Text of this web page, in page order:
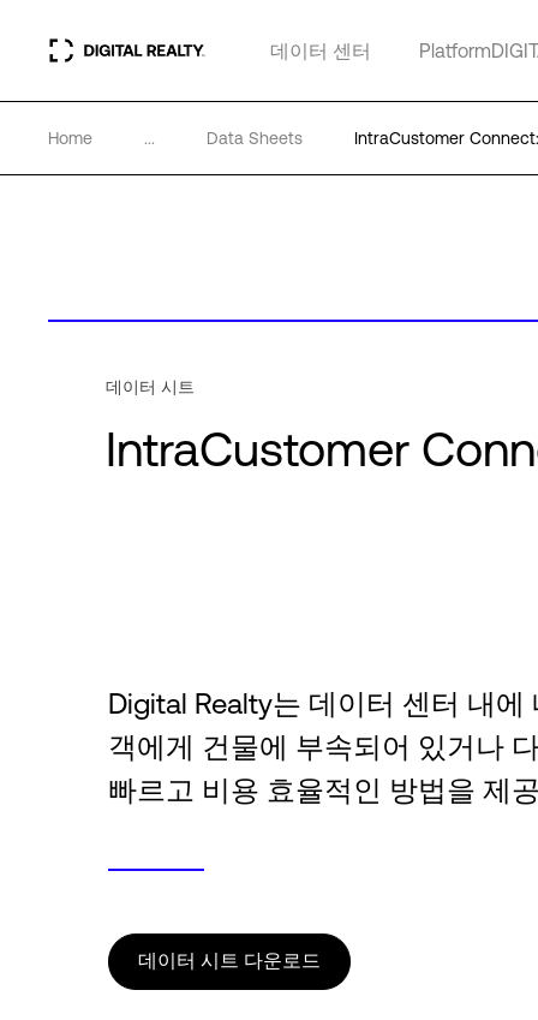
데이터 센터
Home ... Data Sheets IntraCustomer
데이터 시트
IntraCustomer
Digital Realty는 데이터 센터 내
객에게 건물에 부속되어 있거나
빠르고 비용 효율적인 방법을 제
데이터 시트 다운로드